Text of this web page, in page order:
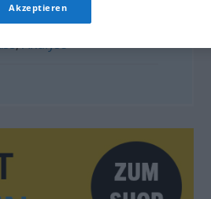
,Analyse
Akzeptieren